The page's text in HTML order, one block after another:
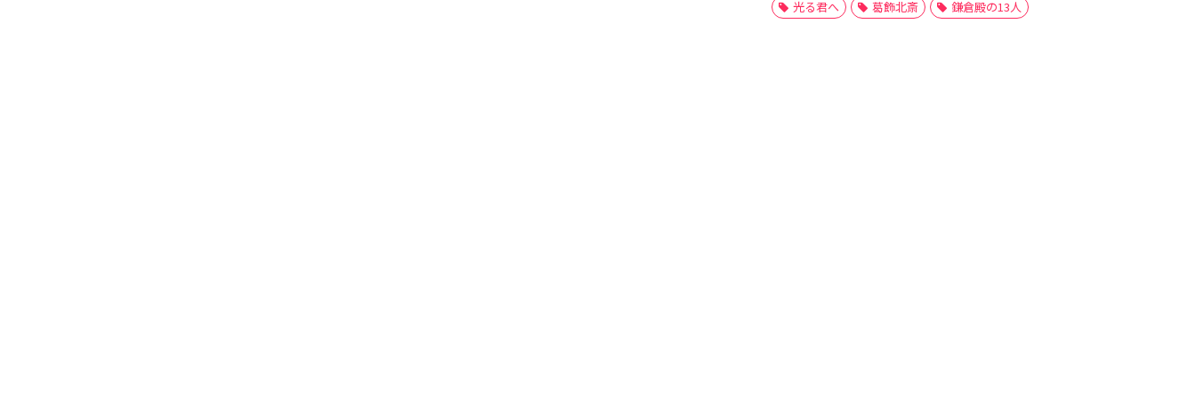
光る君へ 葛飾北斎 鎌倉殿の13人